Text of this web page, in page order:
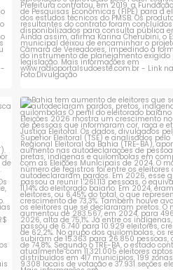
Bahia tem aumento de eleitores
autodeclaram...
1 0